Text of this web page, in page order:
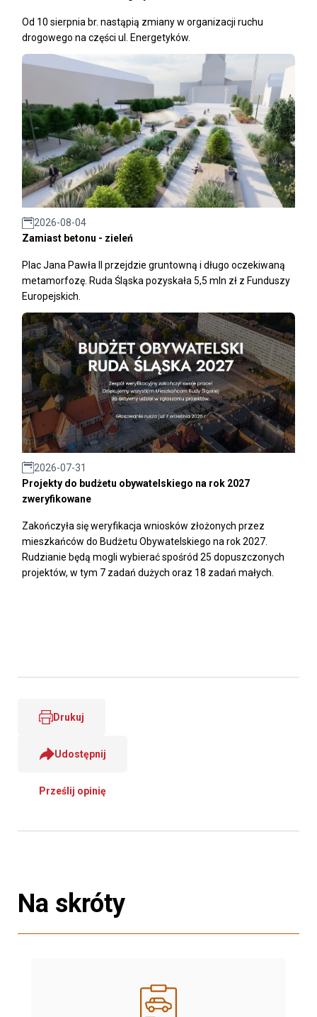
Od 10 sierpnia br. nastąpią zmiany w organizacji ruchu
drogowego na części ul. Energetyków.
2026-08-04
Zamiast betonu - zieleń
Plac Jana Pawła II przejdzie gruntowną i długo oczekiwaną
metamorfozę. Ruda Śląska pozyskała 5,5 mln zł z Funduszy
Europejskich.
2026-07-31
Projekty do budżetu obywatelskiego na rok 2027
zweryfikowane
Zakończyła się weryfikacja wniosków złożonych przez
mieszkańców do Budżetu Obywatelskiego na rok 2027.
Rudzianie będą mogli wybierać spośród 25 dopuszczonych
projektów, w tym 7 zadań dużych oraz 18 zadań małych.
Drukuj
Udostępnij
Prześlij opinię
Na skróty